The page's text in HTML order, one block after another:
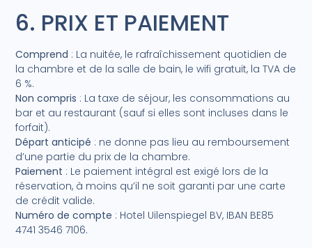
6. PRIX ET PAIEMENT
Comprend : La nuitée, le rafraîchissement quotidien de
la chambre et de la salle de bain, le wifi gratuit, la TVA de
6 %.
Non compris : La taxe de séjour, les consommations au
bar et au restaurant (sauf si elles sont incluses dans le
forfait).
Départ anticipé : ne donne pas lieu au remboursement
d’une partie du prix de la chambre.
Paiement : Le paiement intégral est exigé lors de la
réservation, à moins qu’il ne soit garanti par une carte
de crédit valide.
Numéro de compte : Hotel Uilenspiegel BV, IBAN BE85
4741 3546 7106.